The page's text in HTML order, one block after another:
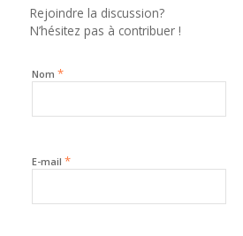
Rejoindre la discussion?
N’hésitez pas à contribuer !
Nom *
E-mail *